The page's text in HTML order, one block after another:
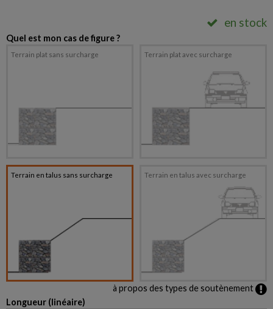
en stock
Quel est mon cas de figure ?
Terrain plat sans surcharge Terrain plat avec surcharge
Terrain en talus sans surcharge Terrain en talus avec surcharge
à propos des types de soutènement
Longueur (linéaire)